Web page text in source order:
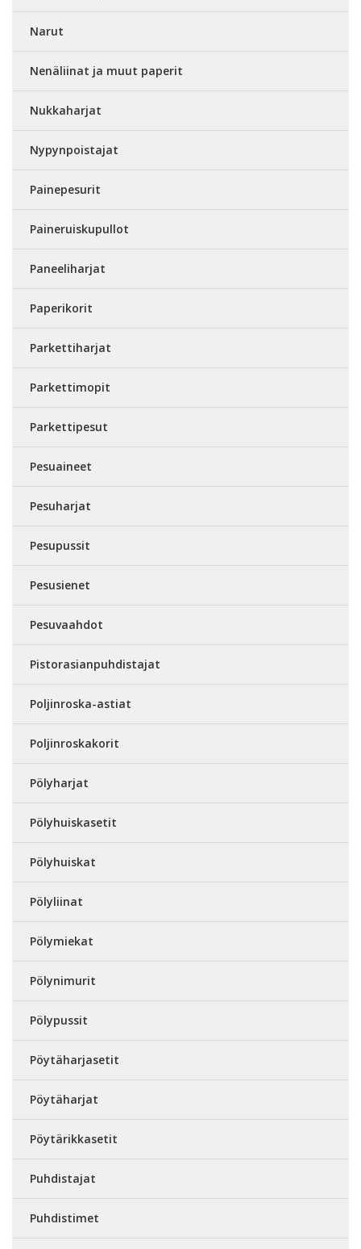
Narut
Nenäliinat ja muut paperit
Nukkaharjat
Nypynpoistajat
Painepesurit
Paineruiskupullot
Paneeliharjat
Paperikorit
Parkettiharjat
Parkettimopit
Parkettipesut
Pesuaineet
Pesuharjat
Pesupussit
Pesusienet
Pesuvaahdot
Pistorasianpuhdistajat
Poljinroska-astiat
Poljinroskakorit
Pölyharjat
Pölyhuiskasetit
Pölyhuiskat
Pölyliinat
Pölymiekat
Pölynimurit
Pölypussit
Pöytäharjasetit
Pöytäharjat
Pöytärikkasetit
Puhdistajat
Puhdistimet